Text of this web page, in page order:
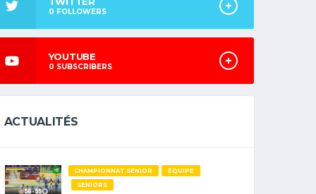
0 FOLLOWERS
YOUTUBE
0 SUBSCRIBERS
ACTUALITÉS
CHAMPIONNAT SENIOR
EQUIPE
SENIORS